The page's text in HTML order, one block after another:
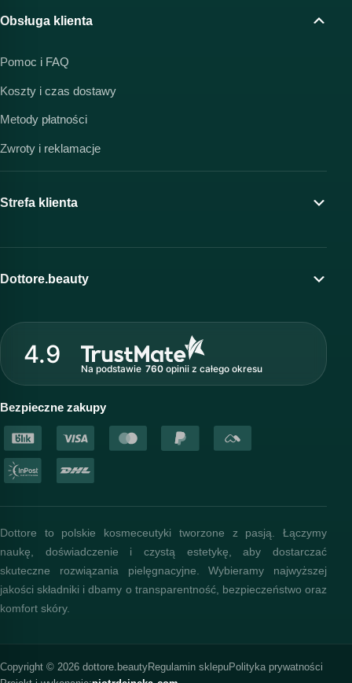
Obsługa klienta
Pomoc i FAQ
Koszty i czas dostawy
Metody płatności
Zwroty i reklamacje
Strefa klienta
Moje konto
Program lojalnościowy
Strefa profesjonalisty
Dottore.beauty
O marce Dottore
Nasz zespół
Akademia i szkolenia
Baza wiedzy
4.9
Na podstawie 760opinii z całego okresu
Bezpieczne zakupy
Dottore to polskie kosmeceutyki tworzone z pasją. Łączymy
naukę, doświadczenie i czystą estetykę, aby dostarczać
skuteczne rozwiązania pielęgnacyjne. Wybieramy najwyższej
jakości składniki i dbamy o transparentność, bezpieczeństwo oraz
komfort skóry.
Copyright © 2026 dottore.beautyRegulamin sklepuPolityka prywatności